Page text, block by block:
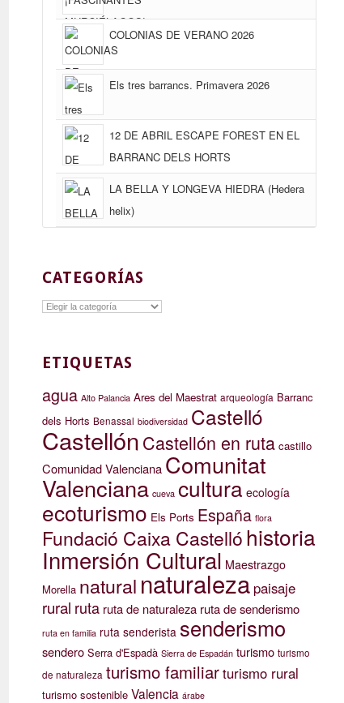
COLONIAS DE VERANO 2026
Els tres barrancs. Primavera 2026
12 DE ABRIL ESCAPE FOREST EN EL
BARRANC DELS HORTS
LA BELLA Y LONGEVA HIEDRA (Hedera
helix)
CATEGORÍAS
Categorías
ETIQUETAS
agua Alto Palancia Ares del Maestrat arqueología Barranc
dels Horts Benassal biodiversidad Castelló
CastellónCastellón en ruta castillo
Comunidad Valenciana Comunitat
Valenciana cueva cultura ecología
ecoturismo Els Ports España flora
Fundació Caixa Castellóhistoria
Inmersión Cultural Maestrazgo
Morella natural naturaleza paisaje
rural ruta ruta de naturaleza ruta de senderismo
ruta en familia ruta senderista senderismo
sendero Serra d'Espadà Sierra de Espadán turismo turismo
de naturaleza turismo familiarturismo rural
turismo sostenible Valencia árabe